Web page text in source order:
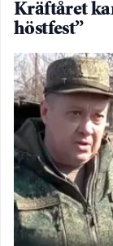
Kräftåret
höstfest”